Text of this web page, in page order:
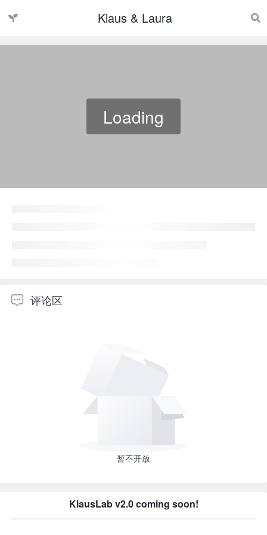
Klaus & Laura
Loading
评论区
暂不开放
KlausLab v2.0 coming soon!